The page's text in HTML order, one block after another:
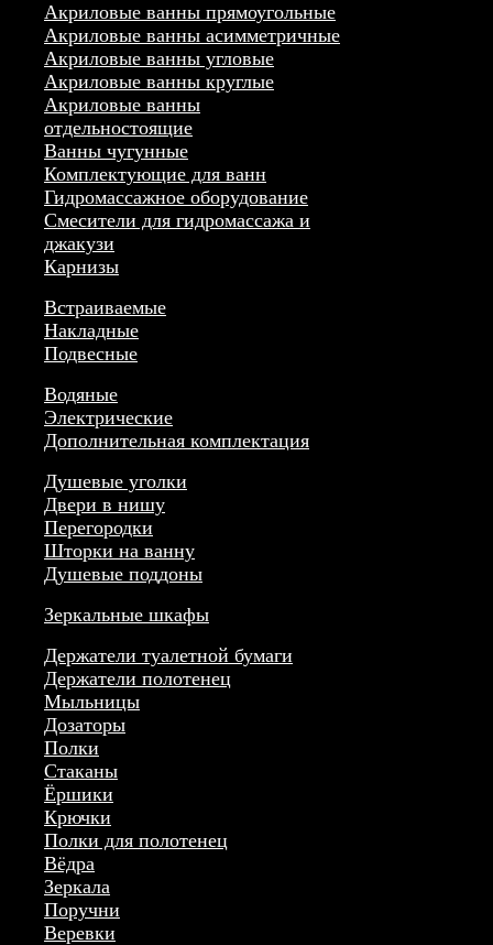
Акриловые ванны прямоугольные
Акриловые ванны асимметричные
Акриловые ванны угловые
Акриловые ванны круглые
Акриловые ванны
отдельностоящие
Ванны чугунные
Комплектующие для ванн
Гидромассажное оборудование
Смесители для гидромассажа и
джакузи
Карнизы
Встраиваемые
Накладные
Подвесные
Водяные
Электрические
Дополнительная комплектация
Душевые уголки
Двери в нишу
Перегородки
Шторки на ванну
Душевые поддоны
Зеркальные шкафы
Держатели туалетной бумаги
Держатели полотенец
Мыльницы
Дозаторы
Полки
Стаканы
Ёршики
Крючки
Полки для полотенец
Вёдра
Зеркала
Поручни
Веревки